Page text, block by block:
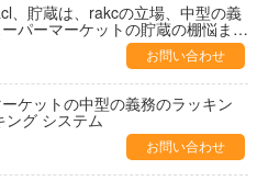
、貯蔵は、rakcの立場、中型の義
パーマーケットの貯蔵の棚悩まし
お問い合わせ
ケットの中型の義務のラッキン
ング システム
お問い合わせ